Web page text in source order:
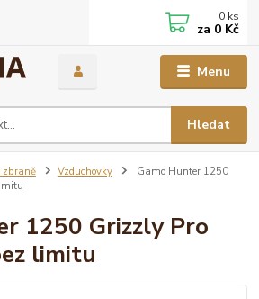
Menu
Hledat
0 ks
za 0 Kč
zbraně Vzduchovky
Gamo Hunter 1250
1250 Grizzly Pro
limitu